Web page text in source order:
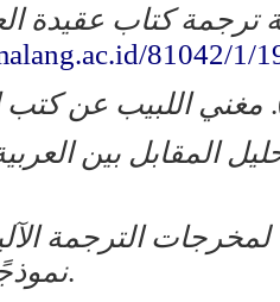
ترجمة کتاب عقيدة
81042/1/
مغني اللبيب عن كتب
المقابل بين
لمخرجات الترجمة
. مجلة قضايا اللغة.